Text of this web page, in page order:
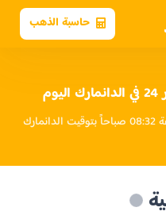
حاسبة الذهب